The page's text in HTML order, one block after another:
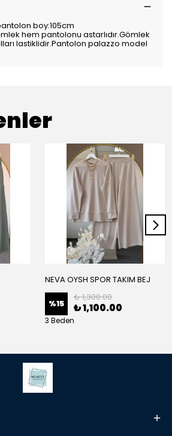
boy:105cm
hem pantolonu astarlıdır.Gömlek
lastiklidir.Pantolon palazzo model
NEVA OYSH SPOR TAKIM BEJ
%15
₺ 1,300.00
₺ 1,100.00
3 Beden